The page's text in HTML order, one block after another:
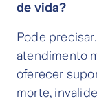
de vida?
Pode
atendimento
oferecer
morte,